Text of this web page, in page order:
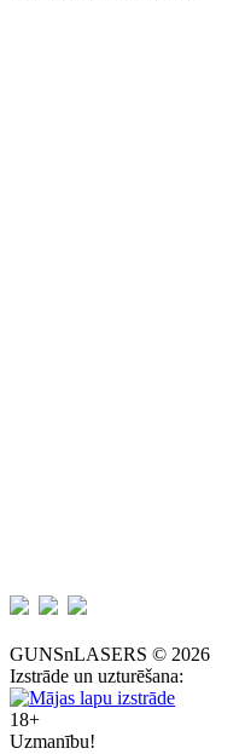
GUNSnLASERS © 2026
Izstrāde un uzturēšana:
18+
Uzmanību!